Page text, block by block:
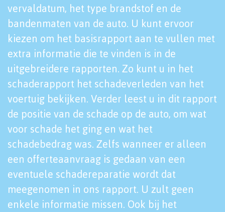
vervaldatum, het type brandstof en de
bandenmaten van de auto. U kunt ervoor
kiezen om het basisrapport aan te vullen met
extra informatie die te vinden is in de
uitgebreidere rapporten. Zo kunt u in het
schaderapport het schadeverleden van het
voertuig bekijken. Verder leest u in dit rapport
de positie van de schade op de auto, om wat
voor schade het ging en wat het
schadebedrag was. Zelfs wanneer er alleen
een offerteaanvraag is gedaan van een
eventuele schadereparatie wordt dat
meegenomen in ons rapport. U zult geen
enkele informatie missen. Ook bij het